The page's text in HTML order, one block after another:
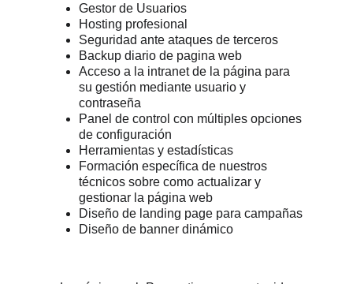
Gestor de Usuarios
Hosting profesional
Seguridad ante ataques de terceros
Backup diario de pagina web
Acceso a la intranet de la página para
su gestión mediante usuario y
contraseña
Panel de control con múltiples opciones
de configuración
Herramientas y estadísticas
Formación específica de nuestros
técnicos sobre como actualizar y
gestionar la página web
Diseño de landing page para campañas
Diseño de banner dinámico